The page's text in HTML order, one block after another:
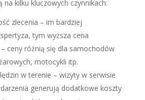
na kilku kluczowych czynnikach:
zlecenia – im bardziej
tym wyższa cena
ceny różnią się dla samochodów
motocykli itp.
w terenie – wizyty w serwisie
generują dodatkowe koszty